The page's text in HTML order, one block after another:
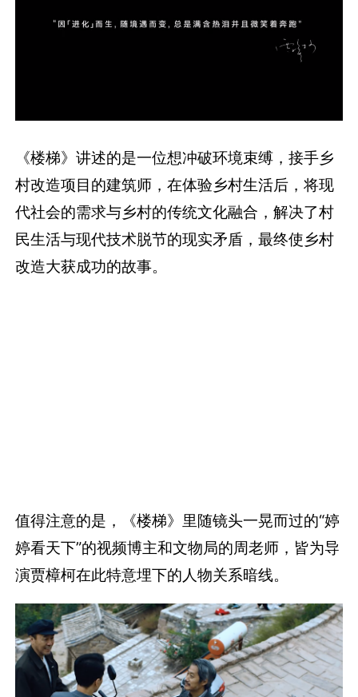
《楼梯》讲述的是一位想冲破环境束缚，接手乡
村改造项目的建筑师，在体验乡村生活后，将现
代社会的需求与乡村的传统文化融合，解决了村
民生活与现代技术脱节的现实矛盾，最终使乡村
改造大获成功的故事。
值得注意的是，《楼梯》里随镜头一晃而过的“婷
婷看天下”的视频博主和文物局的周老师，皆为导
演贾樟柯在此特意埋下的人物关系暗线。